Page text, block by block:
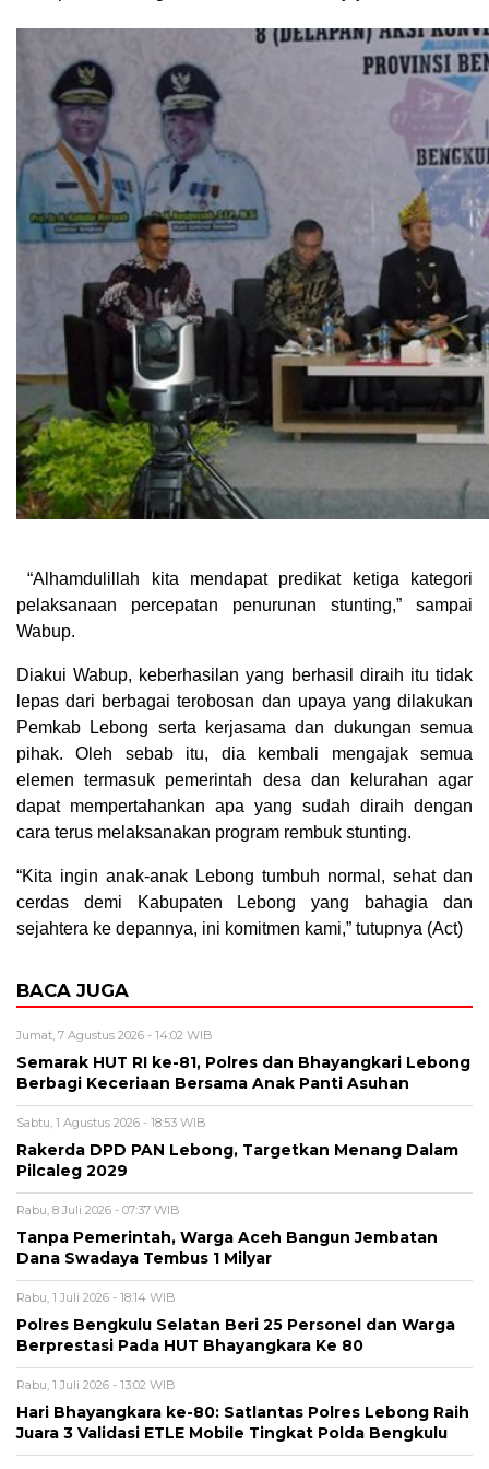
“Alhamdulillah kita mendapat predikat ketiga kategori
pelaksanaan percepatan penurunan stunting,” sampai
Wabup.
Diakui Wabup, keberhasilan yang berhasil diraih itu tidak
lepas dari berbagai terobosan dan upaya yang dilakukan
Pemkab Lebong serta kerjasama dan dukungan semua
pihak. Oleh sebab itu, dia kembali mengajak semua
elemen termasuk pemerintah desa dan kelurahan agar
dapat mempertahankan apa yang sudah diraih dengan
cara terus melaksanakan program rembuk stunting.
“Kita ingin anak-anak Lebong tumbuh normal, sehat dan
cerdas demi Kabupaten Lebong yang bahagia dan
sejahtera ke depannya, ini komitmen kami,” tutupnya (Act)
BACA JUGA
Jumat, 7 Agustus 2026 - 14:02 WIB
Semarak HUT RI ke-81, Polres dan Bhayangkari Lebong
Berbagi Keceriaan Bersama Anak Panti Asuhan
Sabtu, 1 Agustus 2026 - 18:53 WIB
Rakerda DPD PAN Lebong, Targetkan Menang Dalam
Pilcaleg 2029
Rabu, 8 Juli 2026 - 07:37 WIB
Tanpa Pemerintah, Warga Aceh Bangun Jembatan
Dana Swadaya Tembus 1 Milyar
Rabu, 1 Juli 2026 - 18:14 WIB
Polres Bengkulu Selatan Beri 25 Personel dan Warga
Berprestasi Pada HUT Bhayangkara Ke 80
Rabu, 1 Juli 2026 - 13:02 WIB
Hari Bhayangkara ke-80: Satlantas Polres Lebong Raih
Juara 3 Validasi ETLE Mobile Tingkat Polda Bengkulu